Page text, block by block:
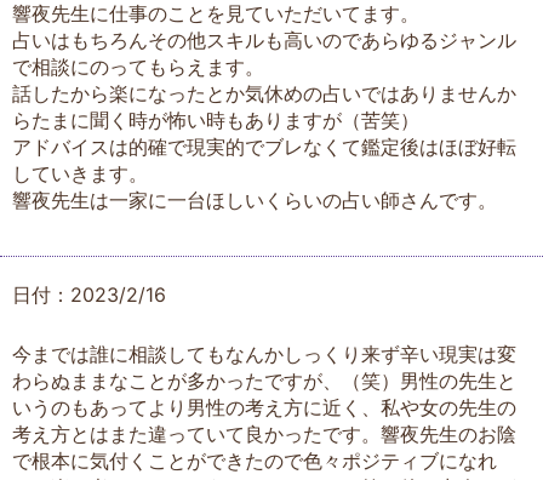
響夜先生に仕事のことを見ていただいてます。
占いはもちろんその他スキルも高いのであらゆるジャンル
で相談にのってもらえます。
話したから楽になったとか気休めの占いではありませんか
らたまに聞く時が怖い時もありますが（苦笑）
アドバイスは的確で現実的でブレなくて鑑定後はほぼ好転
していきます。
響夜先生は一家に一台ほしいくらいの占い師さんです。
日付：2023/2/16
今までは誰に相談してもなんかしっくり来ず辛い現実は変
わらぬままなことが多かったですが、（笑）男性の先生と
いうのもあってより男性の考え方に近く、私や女の先生の
考え方とはまた違っていて良かったです。響夜先生のお陰
で根本に気付くことができたので色々ポジティブになれ